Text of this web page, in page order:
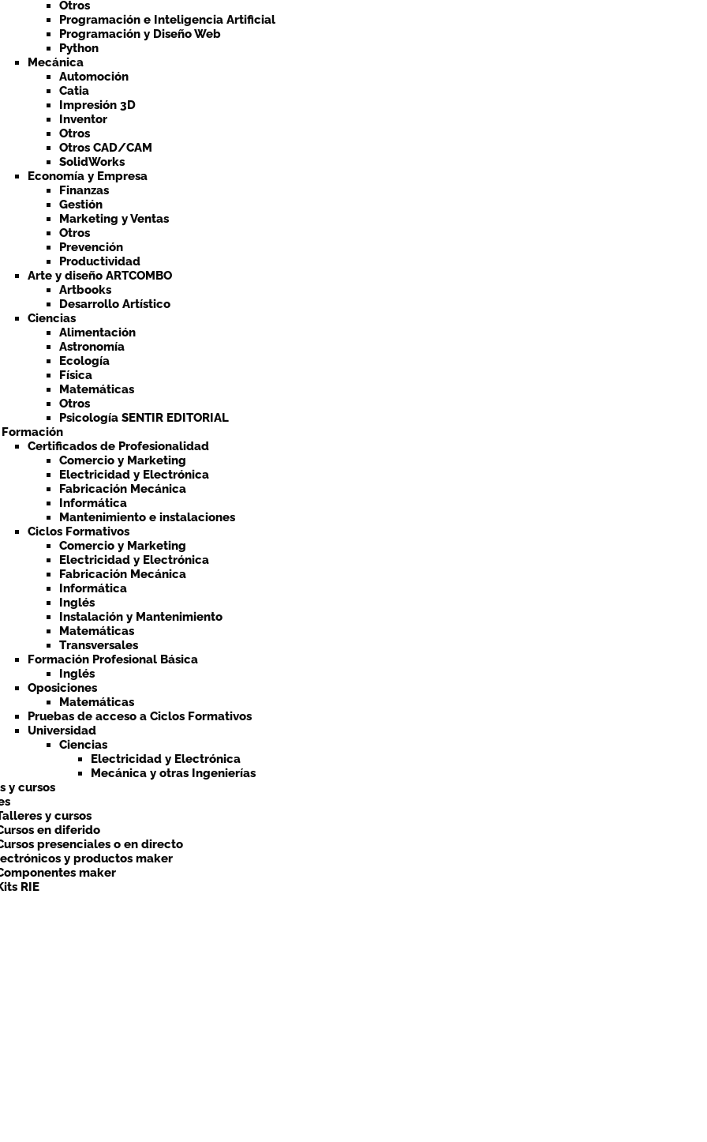
Otros
Programación e Inteligencia Artificial
Programación y Diseño Web
Python
Mecánica
Automoción
Catia
Impresión 3D
Inventor
Otros
Otros CAD/CAM
SolidWorks
Economía y Empresa
Finanzas
Gestión
Marketing y Ventas
Otros
Prevención
Productividad
Arte y diseño ARTCOMBO
Artbooks
Desarrollo Artístico
Ciencias
Alimentación
Astronomía
Ecología
Física
Matemáticas
Otros
Psicología SENTIR EDITORIAL
Certificados de Profesionalidad
Comercio y Marketing
Electricidad y Electrónica
Fabricación Mecánica
Informática
Mantenimiento e instalaciones
Ciclos Formativos
Comercio y Marketing
Electricidad y Electrónica
Fabricación Mecánica
Informática
Inglés
Instalación y Mantenimiento
Matemáticas
Transversales
Formación Profesional Básica
Inglés
Oposiciones
Matemáticas
Pruebas de acceso a Ciclos Formativos
Universidad
Ciencias
Electricidad y Electrónica
Mecánica y otras Ingenierías
y cursos
y cursos
en diferido
presenciales o en directo
y productos maker
maker
RIE